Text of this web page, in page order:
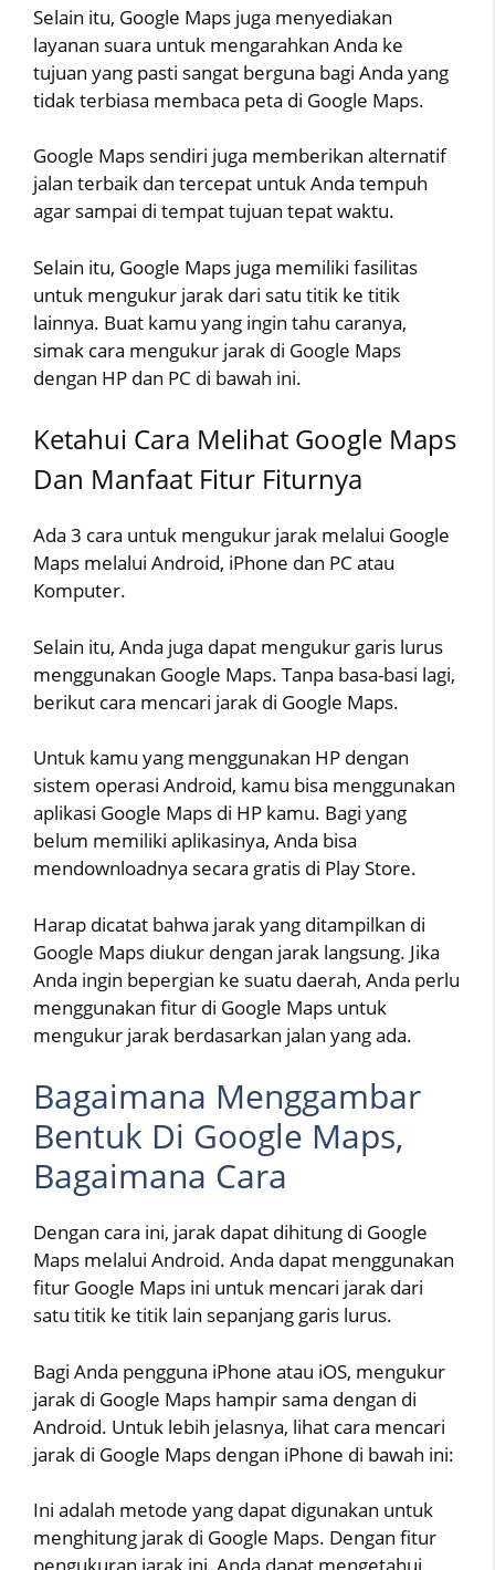
Selain itu, Google Maps juga menyediakan
layanan suara untuk mengarahkan Anda ke
tujuan yang pasti sangat berguna bagi Anda yang
tidak terbiasa membaca peta di Google Maps.
Google Maps sendiri juga memberikan alternatif
jalan terbaik dan tercepat untuk Anda tempuh
agar sampai di tempat tujuan tepat waktu.
Selain itu, Google Maps juga memiliki fasilitas
untuk mengukur jarak dari satu titik ke titik
lainnya. Buat kamu yang ingin tahu caranya,
simak cara mengukur jarak di Google Maps
dengan HP dan PC di bawah ini.
Ketahui Cara Melihat Google Maps
Dan Manfaat Fitur Fiturnya
Ada 3 cara untuk mengukur jarak melalui Google
Maps melalui Android, iPhone dan PC atau
Komputer.
Selain itu, Anda juga dapat mengukur garis lurus
menggunakan Google Maps. Tanpa basa-basi lagi,
berikut cara mencari jarak di Google Maps.
Untuk kamu yang menggunakan HP dengan
sistem operasi Android, kamu bisa menggunakan
aplikasi Google Maps di HP kamu. Bagi yang
belum memiliki aplikasinya, Anda bisa
mendownloadnya secara gratis di Play Store.
Harap dicatat bahwa jarak yang ditampilkan di
Google Maps diukur dengan jarak langsung. Jika
Anda ingin bepergian ke suatu daerah, Anda perlu
menggunakan fitur di Google Maps untuk
mengukur jarak berdasarkan jalan yang ada.
Bagaimana Menggambar
Bentuk Di Google Maps,
Bagaimana Cara
Dengan cara ini, jarak dapat dihitung di Google
Maps melalui Android. Anda dapat menggunakan
fitur Google Maps ini untuk mencari jarak dari
satu titik ke titik lain sepanjang garis lurus.
Bagi Anda pengguna iPhone atau iOS, mengukur
jarak di Google Maps hampir sama dengan di
Android. Untuk lebih jelasnya, lihat cara mencari
jarak di Google Maps dengan iPhone di bawah ini:
Ini adalah metode yang dapat digunakan untuk
menghitung jarak di Google Maps. Dengan fitur